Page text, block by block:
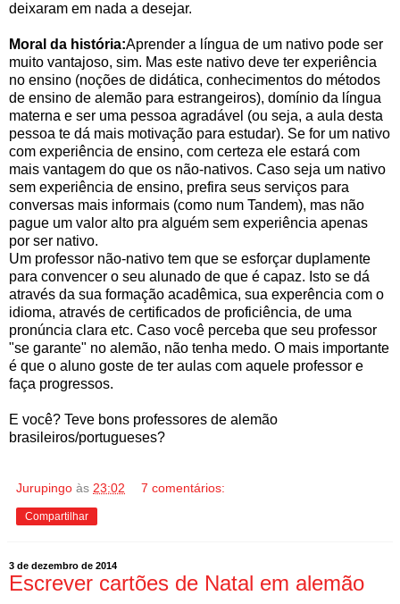
deixaram em nada a desejar.
Moral da história:Aprender a língua de um nativo pode ser
muito vantajoso, sim. Mas este nativo deve ter experiência
no ensino (noções de didática, conhecimentos do métodos
de ensino de alemão para estrangeiros), domínio da língua
materna e ser uma pessoa agradável (ou seja, a aula desta
pessoa te dá mais motivação para estudar). Se for um nativo
com experiência de ensino, com certeza ele estará com
mais vantagem do que os não-nativos. Caso seja um nativo
sem experiência de ensino, prefira seus serviços para
conversas mais informais (como num Tandem), mas não
pague um valor alto pra alguém sem experiência apenas
por ser nativo.
Um professor não-nativo tem que se esforçar duplamente
para convencer o seu alunado de que é capaz. Isto se dá
através da sua formação acadêmica, sua experência com o
idioma, através de certificados de proficiência, de uma
pronúncia clara etc. Caso você perceba que seu professor
"se garante" no alemão, não tenha medo. O mais importante
é que o aluno goste de ter aulas com aquele professor e
faça progressos.
E você? Teve bons professores de alemão
brasileiros/portugueses?
Jurupingo às 23:02 7 comentários:
Compartilhar
3 de dezembro de 2014
Escrever cartões de Natal em alemão